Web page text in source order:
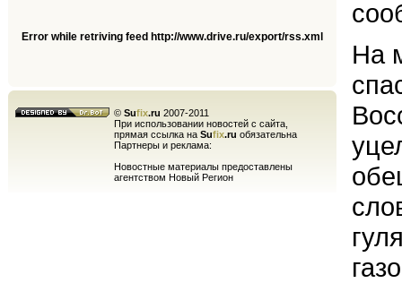
Error while retriving feed http://www.drive.ru/export/rss.xml
© Sufix.ru 2007-2011
При использовании новостей с сайта,
прямая ссылка на Sufix.ru обязательна
Партнеры и реклама:
Новостные материалы предоставлены
агентством Новый Регион
На